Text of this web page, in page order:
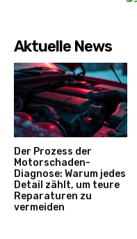
Aktuelle News
Der Prozess der
Motorschaden-
Diagnose: Warum jedes
Detail zählt, um teure
Reparaturen zu
vermeiden